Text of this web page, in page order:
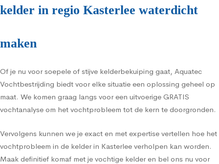
kelder in regio Kasterlee waterdicht
maken
Of je nu voor soepele of stijve kelderbekuiping gaat, Aquatec
Vochtbestrijding biedt voor elke situatie een oplossing geheel op
maat. We komen graag langs voor een uitvoerige GRATIS
vochtanalyse om het vochtprobleem tot de kern te doorgronden.
Vervolgens kunnen we je exact en met expertise vertellen hoe het
vochtprobleem in de kelder in Kasterlee verholpen kan worden.
Maak definitief komaf met je vochtige kelder en bel ons nu voor